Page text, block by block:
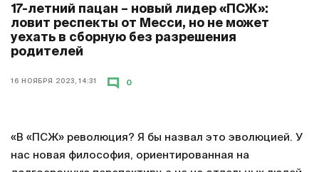
17-летний пацан – новый лидер «ПСЖ»:
ловит респекты от Месси, но не может
уехать в сборную без разрешения
родителей
16 НОЯБРЯ 2023, 14:31 0
«В «ПСЖ» революция? Я бы назвал это эволюцией. У
нас новая философия, ориентированная на